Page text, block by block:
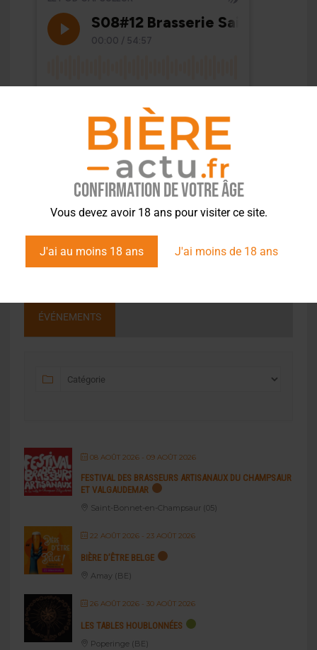
Confirmation de votre âge
Vous devez avoir 18 ans pour visiter ce site.
J'ai au moins 18 ans J'ai moins de 18 ans
ÉVÉNEMENTS
08 AOÛT 2026- 09 AOÛT 2026
FESTIVAL DES BRASSEURS ARTISANAUX DU CHAMPSAUR
ET VALGAUDEMAR
Saint-Bonnet-en-Champsaur (05)
22 AOÛT 2026- 23 AOÛT 2026
BIÈRE D’ÊTRE BELGE
Amay (BE)
26 AOÛT 2026- 30 AOÛT 2026
LES TABLES HOUBLONNÉES
Poperinge (BE)